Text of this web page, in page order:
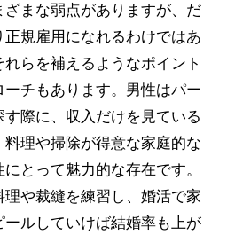
まな弱点がありますが、だ
規雇用になれるわけではあ
らを補えるようなポイント
チもあります。男性はパー
す際に、収入だけを見ている
理や掃除が得意な家庭的な
とって魅力的な存在です。
や裁縫を練習し、婚活で家
ールしていけば結婚率も上が